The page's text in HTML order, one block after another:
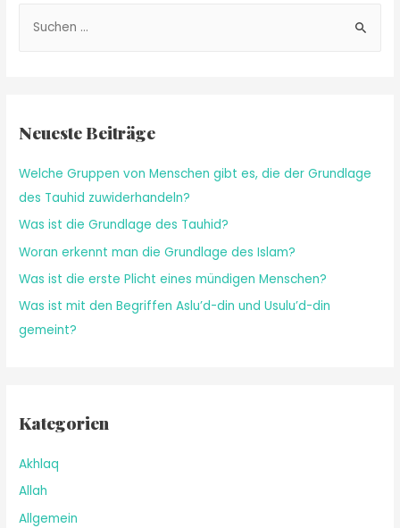
Neueste Beiträge
Welche Gruppen von Menschen gibt es, die der Grundlage
des Tauhid zuwiderhandeln?
Was ist die Grundlage des Tauhid?
Woran erkennt man die Grundlage des Islam?
Was ist die erste Plicht eines mündigen Menschen?
Was ist mit den Begriffen Aslu’d-din und Usulu’d-din
gemeint?
Kategorien
Akhlaq
Allah
Allgemein